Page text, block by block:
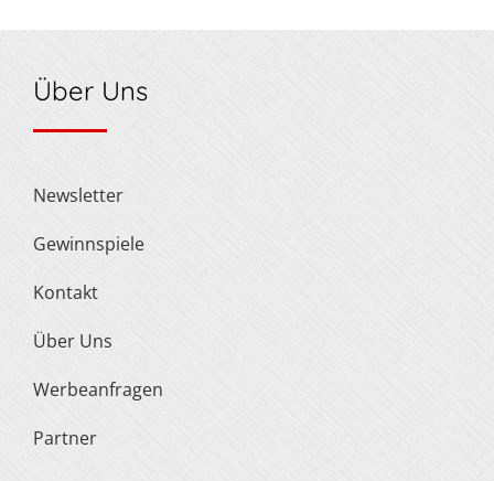
Über Uns
Newsletter
Gewinnspiele
Kontakt
Über Uns
Werbeanfragen
Partner